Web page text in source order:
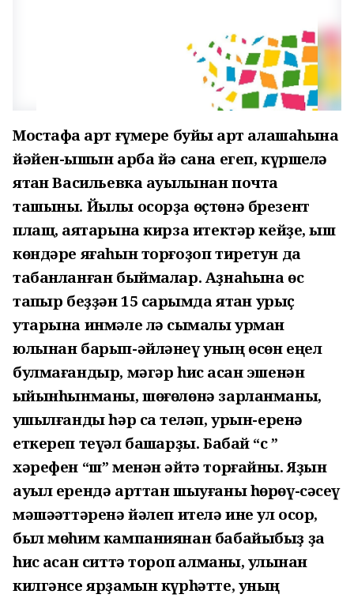
Мостафа ҡарт ғүмере буйы ҡарт алашаһына
йәйен-ҡышын арба йә сана егеп, күршелә
ятҡан Васильевка ауылынан почта
ташыны. Йылы осорҙа өҫтөнә брезент
плащ, аяҡтарына кирза итектәр кейҙе, ҡыш
көндәре яғаһын торғоҙоп тиретун да
табанланған быймалар. Аҙнаһына өс
тапҡыр беҙҙән 15 саҡрымда ятҡан урыҫ
утарына инмәле лә сыҡмалы урман
юлынан барып-әйләнеү уның өсөн еңел
булмағандыр, мәгәр һис ҡасан эшенән
ҡыйынһынманы, шөғөлөнә зарланманы,
ҡушылғанды һәр саҡ теләп, урын-еренә
еткереп теүәл башҡарҙы. Бабай “с ”
хәрефен “ш” менән әйтә торғайны. Яҙын
ауыл ерендә арттан шыуғаны һөрөү-сәсеү
мәшәҡәттәренә йәлеп ителә ине ул осор,
был мөһим кампаниянан бабайыбыҙ ҙа
һис ҡасан ситтә тороп ҡалманы, ҡулынан
килгәнсе ярҙамын күрһәтте, уның